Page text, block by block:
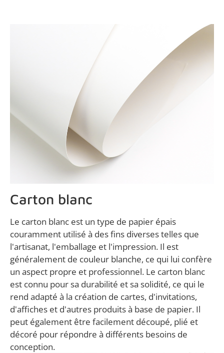
Carton blanc
Le carton blanc est un type de papier épais
couramment utilisé à des fins diverses telles que
l'artisanat, l'emballage et l'impression. Il est
généralement de couleur blanche, ce qui lui confère
un aspect propre et professionnel. Le carton blanc
est connu pour sa durabilité et sa solidité, ce qui le
rend adapté à la création de cartes, d'invitations,
d'affiches et d'autres produits à base de papier. Il
peut également être facilement découpé, plié et
décoré pour répondre à différents besoins de
conception.